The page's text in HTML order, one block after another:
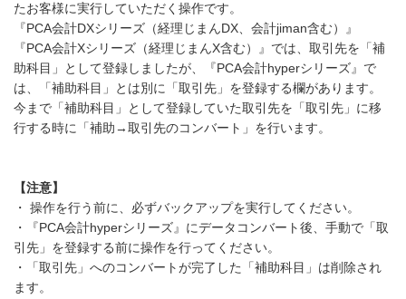
たお客様に実行していただく操作です。
『PCA会計DXシリーズ（経理じまんDX、会計jiman含む）』
『PCA会計Xシリーズ（経理じまんX含む）』では、取引先を「補
助科目」として登録しましたが、『PCA会計hyperシリーズ』で
は、「補助科目」とは別に「取引先」を登録する欄があります。
今まで「補助科目」として登録していた取引先を「取引先」に移
行する時に「補助→取引先のコンバート」を行います。
【注意】
・ 操作を行う前に、必ずバックアップを実行してください。
・『PCA会計hyperシリーズ』にデータコンバート後、手動で「取
引先」を登録する前に操作を行ってください。
・「取引先」へのコンバートが完了した「補助科目」は削除され
ます。